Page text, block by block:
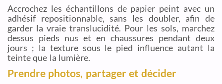
Accrochez les échantillons de papier peint avec un
adhésif repositionnable, sans les doubler, afin de
garder la vraie translucidité. Pour les sols, marchez
dessus pieds nus et en chaussures pendant deux
jours ; la texture sous le pied influence autant la
teinte que la lumière.
Prendre photos, partager et décider